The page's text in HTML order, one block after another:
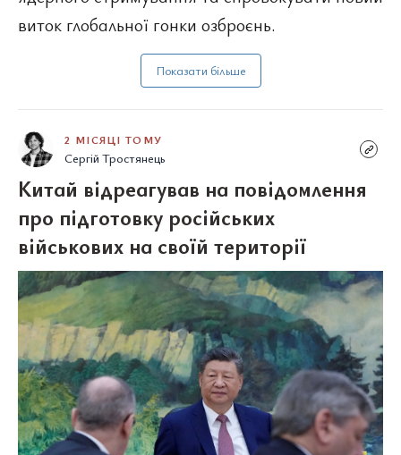
виток глобальної гонки озброєнь.
Показати більше
2 МІСЯЦІ ТОМУ
Сергій Тростянець
Китай відреагував на повідомлення
про підготовку російських
військових на своїй території